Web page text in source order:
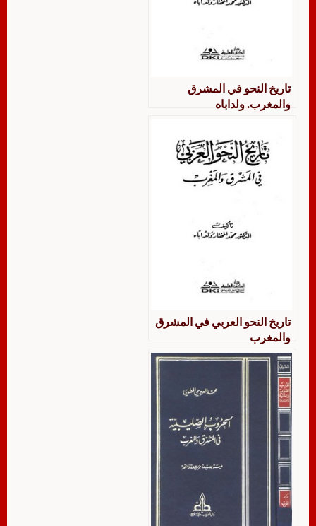
تاريخ النحو في المشرق
والمغرب. ولداباه
تاريخ النحو العربي في المشرق
والمغرب